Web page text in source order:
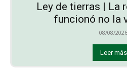
Ley de tierras | La
funcionó no la
08/08/2026
Leer más